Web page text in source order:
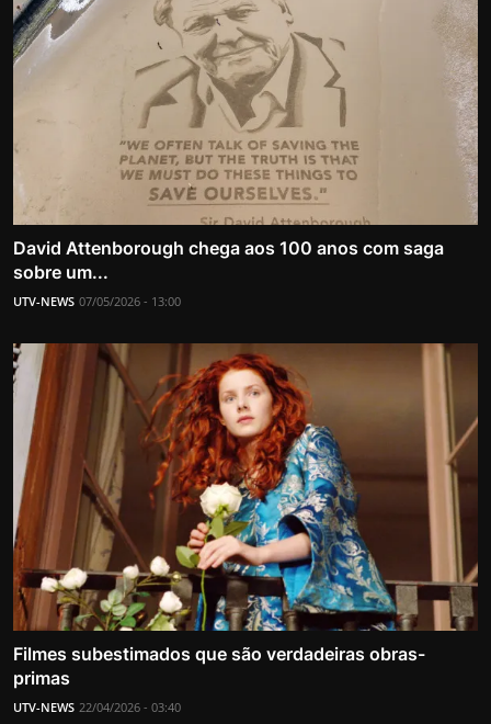
David Attenborough chega aos 100 anos com saga
sobre um...
UTV-NEWS 07/05/2026 - 13:00
Filmes subestimados que são verdadeiras obras-
primas
UTV-NEWS 22/04/2026 - 03:40